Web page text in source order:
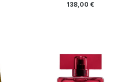
138,00 €